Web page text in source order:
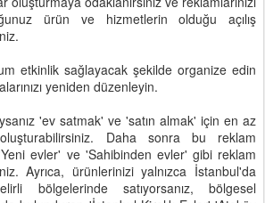
ürün ve hizmetlerin olduğu açılış
etkinlik sağlayacak şekilde organize edin
yeniden düzenleyin.
'ev satmak' ve 'satın almak' için en az
Daha sonra bu reklam
evler' ve 'Sahibinden evler' gibi reklam
Ayrıca, ürünlerinizi yalnızca İstanbul'da
bölgelerinde satıyorsanız, bölgesel